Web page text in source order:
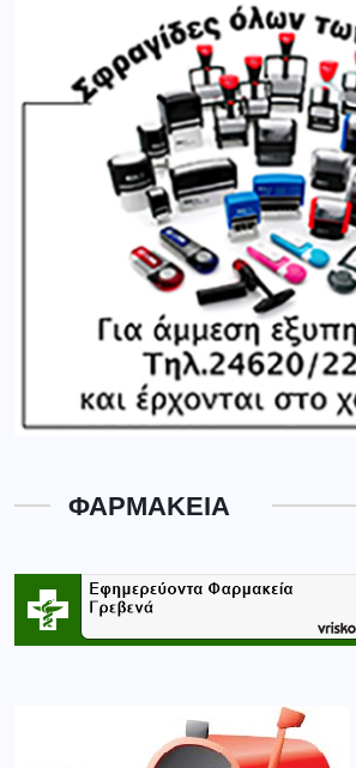
ΦΑΡΜΑΚΕΙΑ